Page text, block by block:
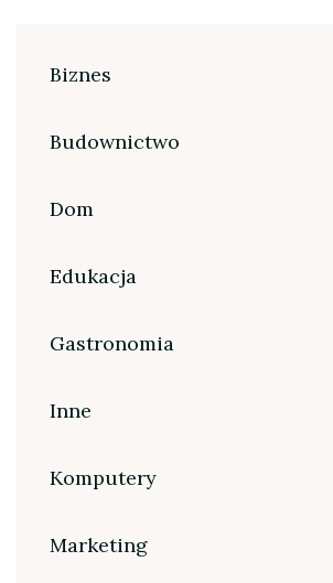
Biznes
Budownictwo
Dom
Edukacja
Gastronomia
Inne
Komputery
Marketing